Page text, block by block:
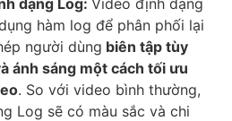
hàm log để phân phối lại
người dùng biên tập tùy
ánh sáng một cách tối ưu
. So với video bình thường,
Log sẽ có màu sắc và chi